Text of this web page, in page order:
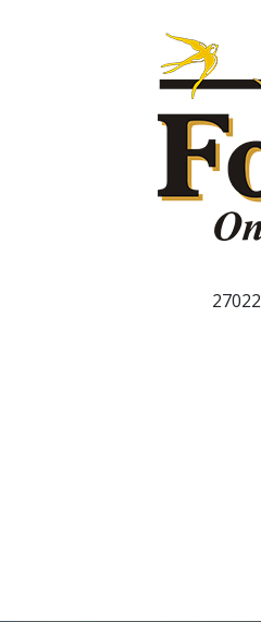
27022